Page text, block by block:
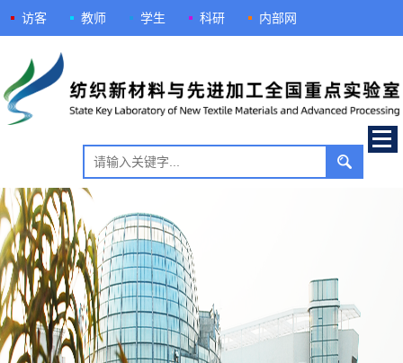
访客 教师 学生 科研 内部网